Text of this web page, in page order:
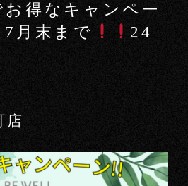
お得なキャンペー
7月末まで
24
店